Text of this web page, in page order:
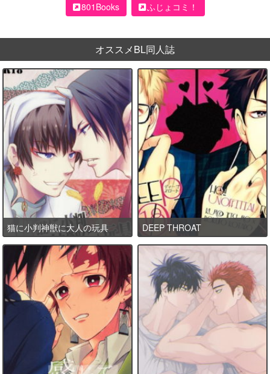
801Books
ふじょコミ！
オススメBL同人誌
猫に小判神獣に大人の玩具 DEEP THROAT